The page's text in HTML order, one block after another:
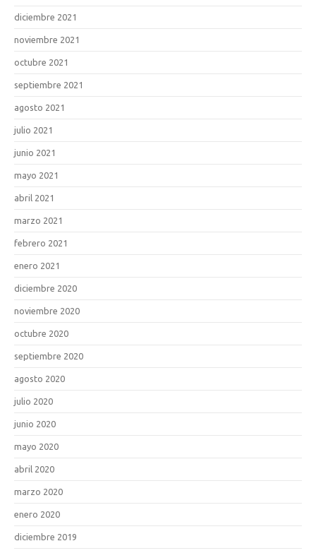
diciembre 2021
noviembre 2021
octubre 2021
septiembre 2021
agosto 2021
julio 2021
junio 2021
mayo 2021
abril 2021
marzo 2021
febrero 2021
enero 2021
diciembre 2020
noviembre 2020
octubre 2020
septiembre 2020
agosto 2020
julio 2020
junio 2020
mayo 2020
abril 2020
marzo 2020
enero 2020
diciembre 2019